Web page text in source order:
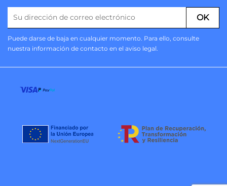
Puede darse de baja en cualquier momento. Para ello, consulte
nuestra información de contacto en el aviso legal.